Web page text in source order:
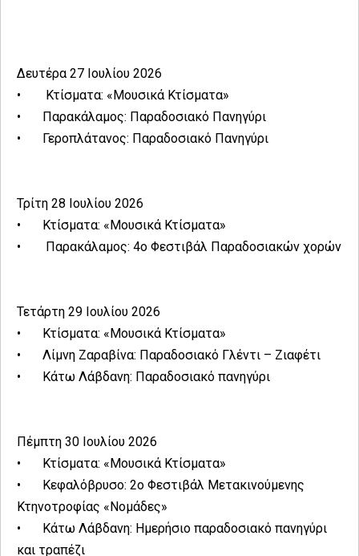
Δευτέρα 27 Ιουλίου 2026
•
Κτίσματα: «Μουσικά Κτίσματα»
•
Παρακάλαμος: Παραδοσιακό Πανηγύρι
•
Γεροπλάτανος: Παραδοσιακό Πανηγύρι
Τρίτη 28 Ιουλίου 2026
•
Κτίσματα: «Μουσικά Κτίσματα»
•
Παρακάλαμος: 4ο Φεστιβάλ Παραδοσιακών χορών
Τετάρτη 29 Ιουλίου 2026
•
Κτίσματα: «Μουσικά Κτίσματα»
•
Λίμνη Ζαραβίνα: Παραδοσιακό Γλέντι – Ζιαφέτι
•
Κάτω Λάβδανη: Παραδοσιακό πανηγύρι
Πέμπτη 30 Ιουλίου 2026
•
Κτίσματα: «Μουσικά Κτίσματα»
•
Κεφαλόβρυσο: 2ο Φεστιβάλ Μετακινούμενης
Κτηνοτροφίας «Νομάδες»
•
Κάτω Λάβδανη: Ημερήσιο παραδοσιακό πανηγύρι
και τραπέζι